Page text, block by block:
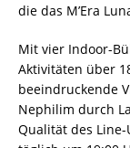
die das M’Era
Mit vier Indoor-
Aktivitäten über
beeindruckende
Nephilim durch
Qualität des Line-